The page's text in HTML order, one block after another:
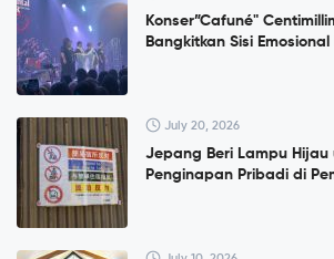
Konser”Cafuné"
Bangkitkan Sisi Emosional
July 20, 2026
Jepang Beri Lampu Hijau
Penginapan Pribadi di